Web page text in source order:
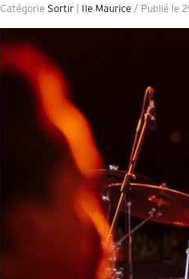
Catégorie Sortir Ile Maurice / Publié le